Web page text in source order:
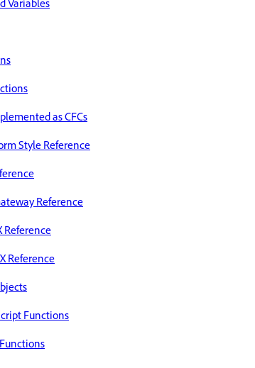
Variables
as CFCs
Style Reference
Reference
Reference
Reference
Functions